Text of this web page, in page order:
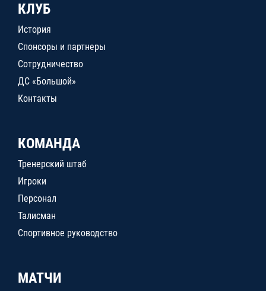
КЛУБ
История
Спонсоры и партнеры
Сотрудничество
ДС «Большой»
Контакты
КОМАНДА
Тренерский штаб
Игроки
Персонал
Талисман
Спортивное руководство
МАТЧИ